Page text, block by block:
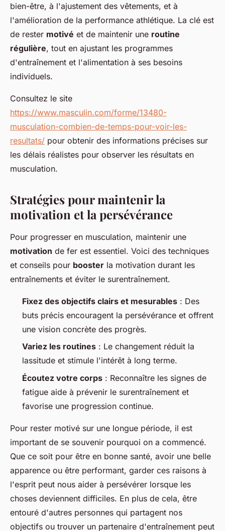
bien-être, à l'ajustement des vêtements, et à
l'amélioration de la performance athlétique. La clé est
de rester motivé et de maintenir une routine
régulière, tout en ajustant les programmes
d'entraînement et l'alimentation à ses besoins
individuels.
Consultez le site
https://www.masculin.com/forme/13480-
musculation-combien-de-temps-pour-voir-les-
resultats/ pour obtenir des informations précises sur
les délais réalistes pour observer les résultats en
musculation.
Stratégies pour maintenir la
motivation et la persévérance
Pour progresser en musculation, maintenir une
motivation de fer est essentiel. Voici des techniques
et conseils pour booster la motivation durant les
entraînements et éviter le surentraînement.
Fixez des objectifs clairs et mesurables : Des
buts précis encouragent la persévérance et offrent
une vision concrète des progrès.
Variez les routines : Le changement réduit la
lassitude et stimule l'intérêt à long terme.
Écoutez votre corps : Reconnaître les signes de
fatigue aide à prévenir le surentraînement et
favorise une progression continue.
Pour rester motivé sur une longue période, il est
important de se souvenir pourquoi on a commencé.
Que ce soit pour être en bonne santé, avoir une belle
apparence ou être performant, garder ces raisons à
l'esprit peut nous aider à persévérer lorsque les
choses deviennent difficiles. En plus de cela, être
entouré d'autres personnes qui partagent nos
objectifs ou trouver un partenaire d'entraînement peut